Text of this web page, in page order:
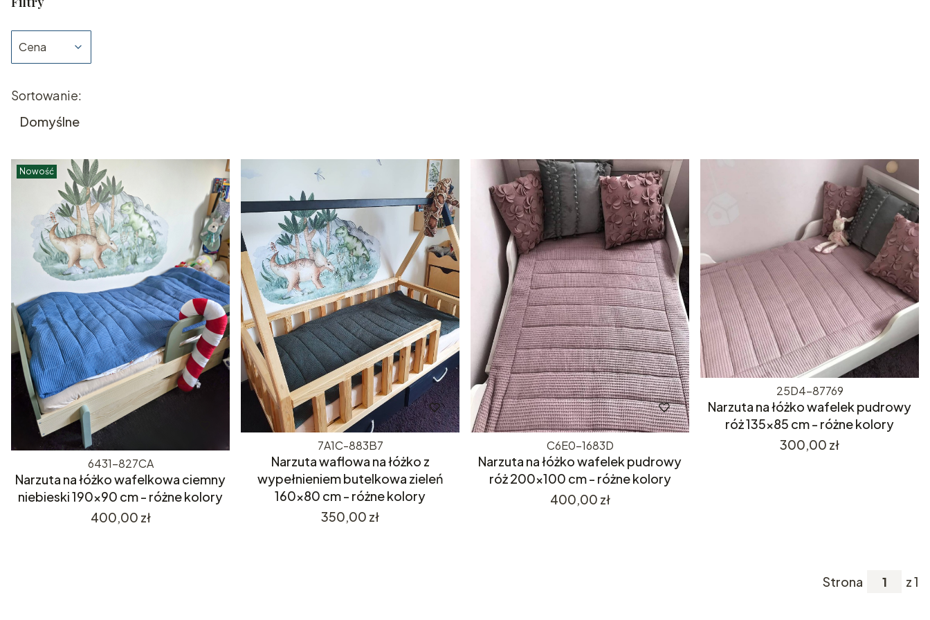
Cena
Lista produktów
Sortowanie:
Domyślne
Nowość
6431-827CA
Narzuta na łóżko wafelkowa ciemny
niebieski 190x90 cm - różne kolory
Cena
400,00 zł
7A1C-883B7
Narzuta waflowa na łóżko z
wypełnieniem butelkowa zieleń
160x80 cm - różne kolory
Cena
350,00 zł
C6E0-1683D
Narzuta na łóżko wafelek pudrowy
róż 200x100 cm - różne kolory
Cena
400,00 zł
25D4-87769
Narzuta na łóżko wafelek pudrowy
róż 135x85 cm - różne kolory
Cena
300,00 zł
Strona z 1